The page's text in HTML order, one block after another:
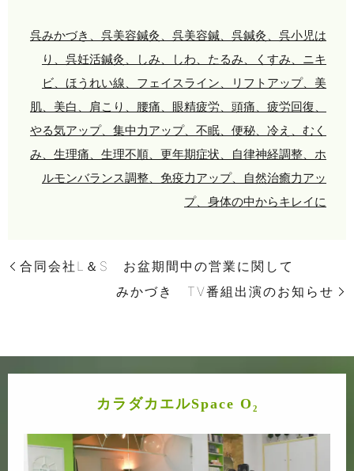
呉みかづき、呉美容鍼灸、呉美容鍼、呉鍼灸、呉小児は
り、呉妊活鍼灸、しみ、しわ、たるみ、くすみ、ニキ
ビ、ほうれい線、フェイスライン、リフトアップ、美
肌、美白、肩こり、腰痛、眼精疲労、頭痛、疲労回復、
やる気アップ、集中力アップ、不眠、便秘、冷え、むく
み、生理痛、生理不順、更年期症状、自律神経調整、ホ
ルモンバランス調整、免疫力アップ、自然治癒力アッ
プ、身体の中からキレイに
合同会社L＆S お盆期間中の営業に関して
みかづき TV番組出演のお知らせ
カラダカエルSpace O₂